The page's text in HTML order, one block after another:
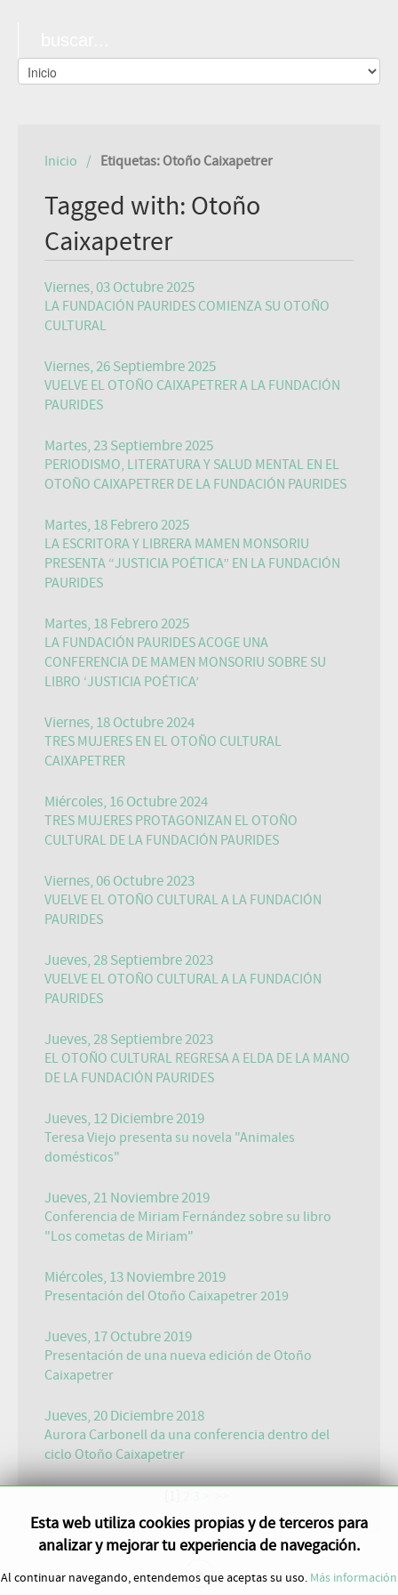
Inicio Etiquetas: Otoño Caixapetrer
Tagged with: Otoño
Caixapetrer
Viernes, 03 Octubre 2025
LA FUNDACIÓN PAURIDES COMIENZA SU OTOÑO
CULTURAL
Viernes, 26 Septiembre 2025
VUELVE EL OTOÑO CAIXAPETRER A LA FUNDACIÓN
PAURIDES
Martes, 23 Septiembre 2025
PERIODISMO, LITERATURA Y SALUD MENTAL EN EL
OTOÑO CAIXAPETRER DE LA FUNDACIÓN PAURIDES
Martes, 18 Febrero 2025
LA ESCRITORA Y LIBRERA MAMEN MONSORIU
PRESENTA “JUSTICIA POÉTICA” EN LA FUNDACIÓN
PAURIDES
Martes, 18 Febrero 2025
LA FUNDACIÓN PAURIDES ACOGE UNA
CONFERENCIA DE MAMEN MONSORIU SOBRE SU
LIBRO ‘JUSTICIA POÉTICA’
Viernes, 18 Octubre 2024
TRES MUJERES EN EL OTOÑO CULTURAL
CAIXAPETRER
Miércoles, 16 Octubre 2024
TRES MUJERES PROTAGONIZAN EL OTOÑO
CULTURAL DE LA FUNDACIÓN PAURIDES
Viernes, 06 Octubre 2023
VUELVE EL OTOÑO CULTURAL A LA FUNDACIÓN
PAURIDES
Jueves, 28 Septiembre 2023
VUELVE EL OTOÑO CULTURAL A LA FUNDACIÓN
PAURIDES
Jueves, 28 Septiembre 2023
EL OTOÑO CULTURAL REGRESA A ELDA DE LA MANO
DE LA FUNDACIÓN PAURIDES
Jueves, 12 Diciembre 2019
Teresa Viejo presenta su novela "Animales
domésticos"
Jueves, 21 Noviembre 2019
Conferencia de Miriam Fernández sobre su libro
"Los cometas de Miriam"
Miércoles, 13 Noviembre 2019
Presentación del Otoño Caixapetrer 2019
Jueves, 17 Octubre 2019
Presentación de una nueva edición de Otoño
Caixapetrer
Jueves, 20 Diciembre 2018
Aurora Carbonell da una conferencia dentro del
ciclo Otoño Caixapetrer
Esta web utiliza cookies propias y de terceros para
analizar y mejorar tu experiencia de navegación.
Al continuar navegando, entendemos que aceptas su uso. Más información